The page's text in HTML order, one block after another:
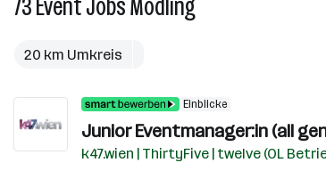
73EventJobsMödling
Event
20 km Umkreis
Einblicke
Junior Eventmanager:in (all
k47.wien | ThirtyFive | twelve (OL